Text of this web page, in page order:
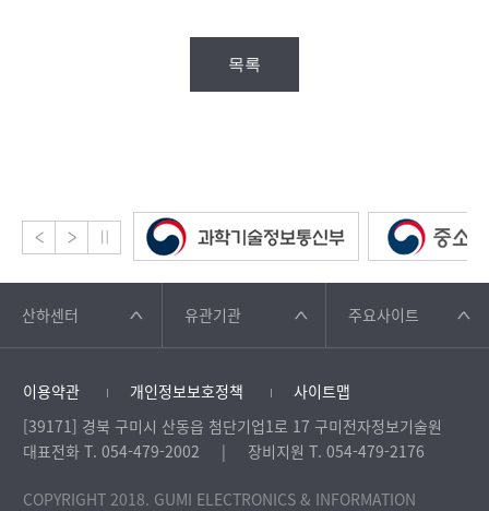
목록
산하센터 유관기관 주요사이트
이용약관 개인정보보호정책
사이트맵
[39171] 경북 구미시 산동읍 첨단기업1로 17 구미전자정보기술원
대표전화 T. 054-479-2002
장비지원 T. 054-479-2176
COPYRIGHT 2018. GUMI ELECTRONICS & INFORMATION